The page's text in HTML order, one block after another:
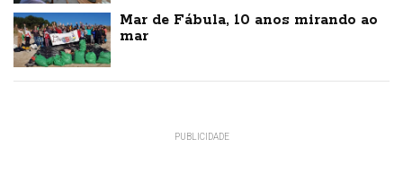
Mar de Fábula, 10 anos mirando ao
mar